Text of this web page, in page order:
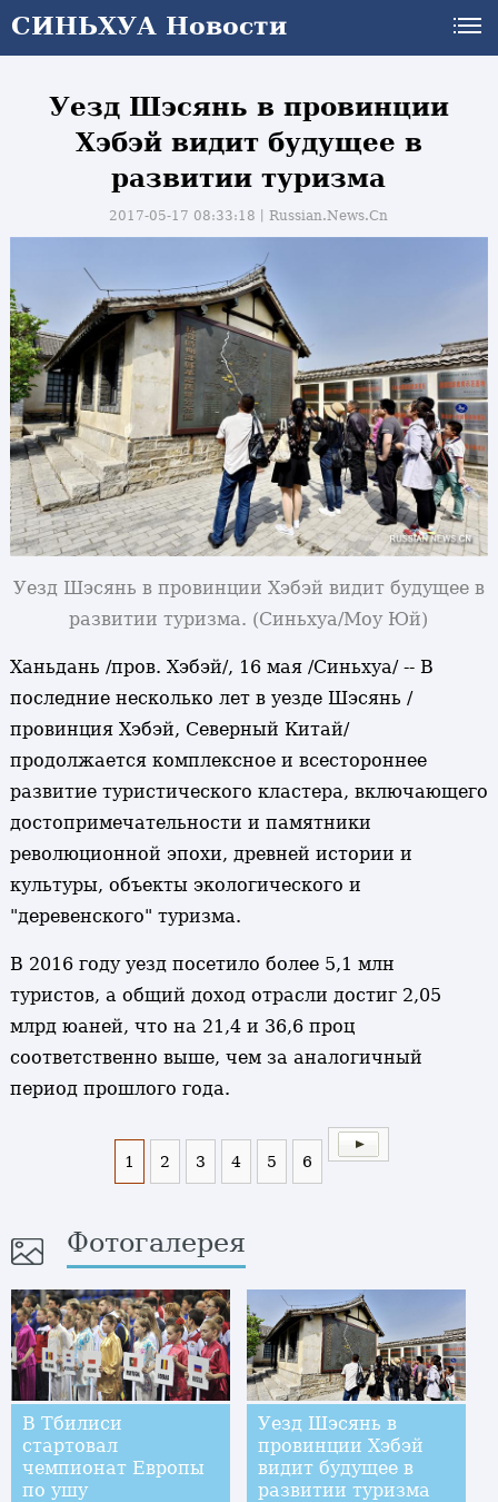
СИНЬХУА Новости
Уезд Шэсянь в провинции
Хэбэй видит будущее в
развитии туризма
2017-05-17 08:33:18丨Russian.News.Cn
Уезд Шэсянь в провинции Хэбэй видит будущее в
развитии туризма. (Синьхуа/Моу Юй)
Ханьдань /пров. Хэбэй/, 16 мая /Синьхуа/ -- В
последние несколько лет в уезде Шэсянь /
провинция Хэбэй, Северный Китай/
продолжается комплексное и всестороннее
развитие туристического кластера, включающего
достопримечательности и памятники
революционной эпохи, древней истории и
культуры, объекты экологического и
"деревенского" туризма.
В 2016 году уезд посетило более 5,1 млн
туристов, а общий доход отрасли достиг 2,05
млрд юаней, что на 21,4 и 36,6 проц
соответственно выше, чем за аналогичный
период прошлого года.
1 2 3 4 5 6
Фотогалерея
В Тбилиси
стартовал
чемпионат Европы
по ушу
Уезд Шэсянь в
провинции Хэбэй
видит будущее в
развитии туризма